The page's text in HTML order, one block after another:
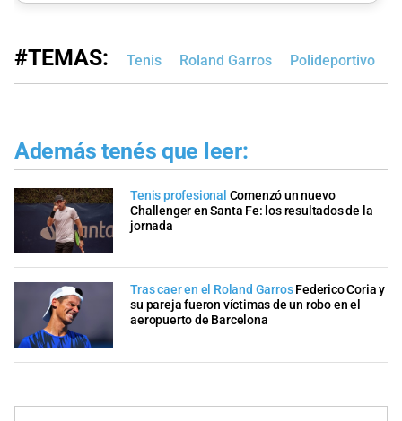
#TEMAS: Tenis Roland Garros Polideportivo
Además tenés que leer:
Tenis profesional Comenzó un nuevo
Challenger en Santa Fe: los resultados de la
jornada
Tras caer en el Roland Garros Federico Coria y
su pareja fueron víctimas de un robo en el
aeropuerto de Barcelona